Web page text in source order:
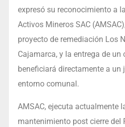
expresó su reconocimiento a
Activos Mineros SAC
proyecto de remediación Los
Cajamarca, y la entrega de un
beneficiará directamente a un
entorno comunal.
AMSAC, ejecuta actualmente
mantenimiento post cierre del